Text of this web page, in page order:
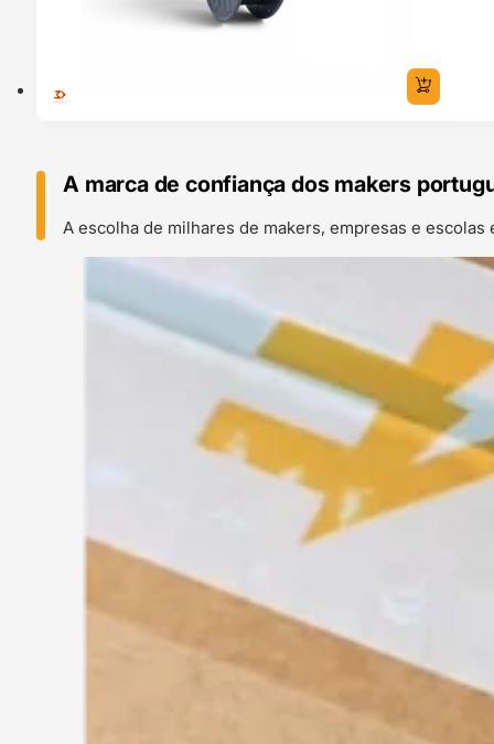
A marca de confiança dos makers
A escolha de milhares de makers, empresas e escolas